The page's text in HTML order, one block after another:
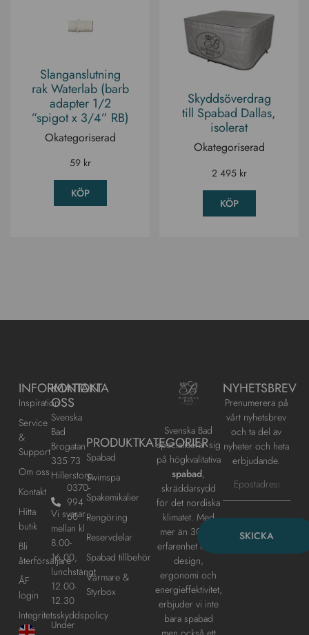
Slanganslutning
rak Waterlab (barb
adapter 1/2
”spigot x 3/4” RB)
Okategoriserad
59 kr
KÖP
Skyddsöverdrag
till Spabad Dallas,
isolerat
Okategoriserad
2 495 kr
KÖP
Svenska Bad
specialiserar sig
på högkvalitativa
spabad,
skräddarsydd
för det nordiska
klimatet. Med
mer än 30 års
erfarenhet inom
design,
ergonomi och
energieffektivitet,
erbjuder vi inte
bara spabad
KONTAKTA
OSS
Svenska
Bad
Brogatan
335 73
Hillerstorp
0370-
994
60
Vi svarar
mellan kl
8.00-
16.00,
lunchstängt
12.00-
12.30
Under
INFORMATION
Inspiration
Service
&
Support
Om oss
Kontakt
Hitta
butik
Bli
återförsäljare
ÅF
login
Integritetsskyddspolicy
PRODUKTKATEGORIER
Spabad
Swimspa
Spakemikalier
Rengöring
Reservdelar
Spabad tillbehör
Värmare &
Styrbox
NYHETSBREV
Prenumerera på
vårt nyhetsbrev
och ta del av
nyheter och heta
erbjudande.
SKICKA